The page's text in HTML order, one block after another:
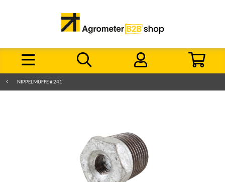
NIPPELMUFFE # 241